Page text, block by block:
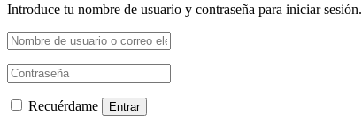
Introduce tu nombre de usuario y contraseña para iniciar sesión.
Recuérdame Entrar